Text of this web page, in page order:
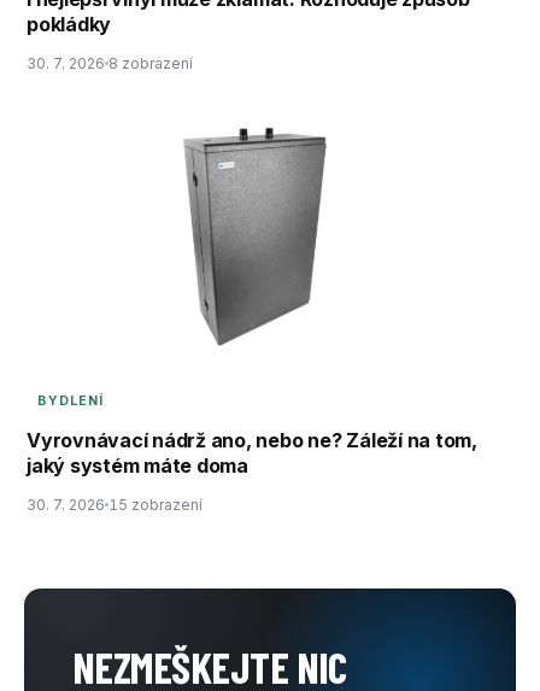
pokládky
30. 7. 2026 8 zobrazení
BYDLENÍ
Vyrovnávací nádrž ano, nebo ne? Záleží na tom,
jaký systém máte doma
30. 7. 2026 15 zobrazení
NEZMEŠKEJTE NIC